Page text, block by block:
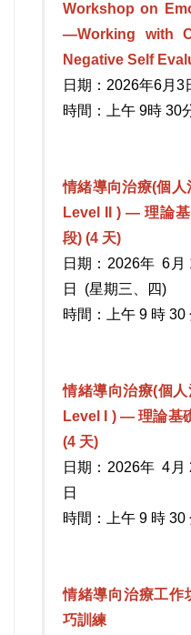
Workshop on
—Working with
Negative Self
日期：2026年6月3
時間：上午 9時 30
情緒導向治療(個人
Level II ) — 理論
段) (4 天)
日期：2026年 6
日 (星期三、四)
時間：上午 9 時 30
情緒導向治療(個
Level I ) — 理論基
(4 天)
日期：2026年 4
日
時間：上午 9 時 30
情緒導向治療工
巧訓練